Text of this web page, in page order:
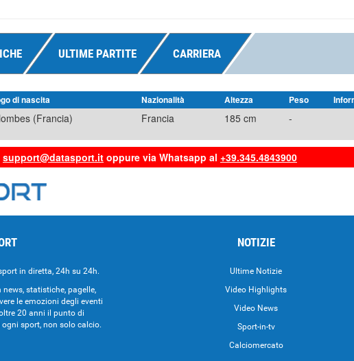
ULTIME PARTITE CARRIERA
di nascita Nazionalità Altezza Peso
(Francia) Francia 185 cm -
support@datasport.it oppure via Whatsapp al +39.345.4843900
in diretta, 24h su 24h.
statistiche, pagelle,
le emozioni degli eventi
20 anni il punto di
sport, non solo calcio.
NOTIZIE
Ultime Notizie
Video Highlights
Video News
Sport-in-tv
Calciomercato